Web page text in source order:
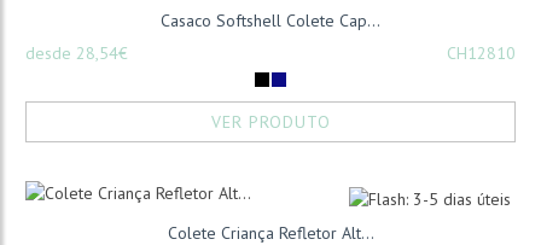
Casaco Softshell Colete Cap...
desde 28,54€
CH12810
VER PRODUTO
Colete Criança Refletor Alt...